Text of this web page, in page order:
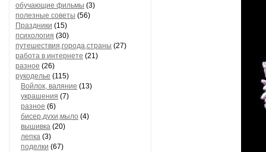
обучающие фильмы (3)
полезные советы (56)
Праздники (15)
психология (30)
путешествия,города,страны (27)
работа в интернете (21)
разное (26)
рукоделье (115)
Войлок, валяние (13)
украшения (7)
разное (6)
бисер,духи,мыло (4)
вышивка (20)
лепка (3)
поделки (67)